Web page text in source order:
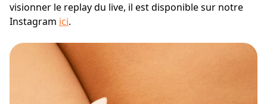
visionner le replay du live, il est disponible sur notre
Instagram ici.